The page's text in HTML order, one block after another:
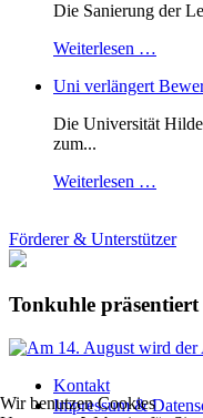
Die Sanierung der
Weiterlesen …
Uni verlängert
Die Universität
zum...
Weiterlesen …
Förderer & Unterstützer
Tonkuhle präsentiert
Kontakt
Impressum &
Wir benutzen Cookies